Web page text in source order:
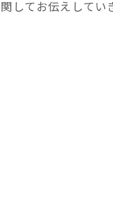
してお伝えしてい